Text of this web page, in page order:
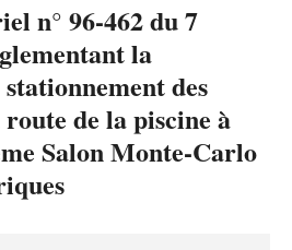
n° 96-462 du 7
la
des
de la piscine à
Salon Monte-Carlo